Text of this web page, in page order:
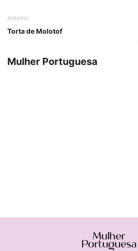
Anterior
Torta de Molotof
Mulher Portuguesa